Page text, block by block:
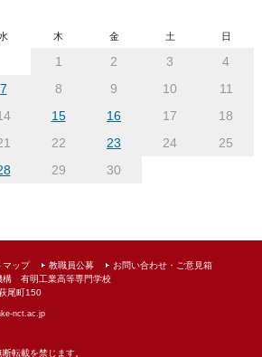
木 金 土 日
1 2 3
4
7 8 9 10
11
15 16 17
18
22 23 24
25
29
30
マップ 教職員公募
お問い合わせ・ご意見箱
構 有明工業高等専門学校
尾町150
nct.ac.jp
転載を禁じます。